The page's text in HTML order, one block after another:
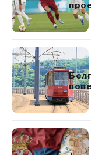
евра